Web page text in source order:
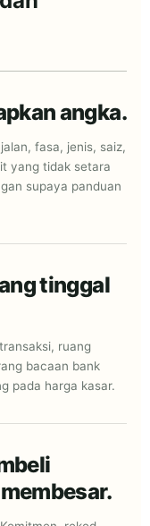
angka.
fasa, jenis, saiz,
yang tidak setara
supaya panduan
tinggal
ruang
bacaan bank
pada harga kasar.